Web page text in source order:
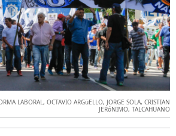
LABORAL, OCTAVIO ARGüELLO, JORGE SOLA, CRISTIAN
JERóNIMO, TALCAHUANO